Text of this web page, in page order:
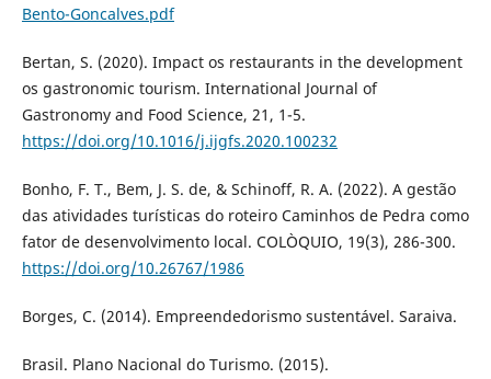
Bento-Goncalves.pdf
Bertan, S. (2020). Impact os restaurants in the development
os gastronomic tourism. International Journal of
Gastronomy and Food Science, 21, 1-5.
https://doi.org/10.1016/j.ijgfs.2020.100232
Bonho, F. T., Bem, J. S. de, & Schinoff, R. A. (2022). A gestão
das atividades turísticas do roteiro Caminhos de Pedra como
fator de desenvolvimento local. COLÒQUIO, 19(3), 286-300.
https://doi.org/10.26767/1986
Borges, C. (2014). Empreendedorismo sustentável. Saraiva.
Brasil. Plano Nacional do Turismo. (2015).